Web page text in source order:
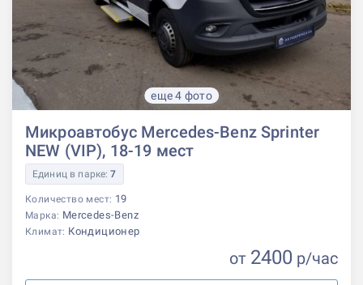
еще 4 фото
Микроавтобус Mercedes-Benz Sprinter
NEW (VIP), 18-19 мест
Единиц в парке:7
Количество мест: 19
Марка: Mercedes-Benz
Климат: Кондиционер
от 2400 р/час